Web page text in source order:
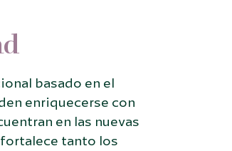
basado en el
enriquecerse con
en las nuevas
tanto los